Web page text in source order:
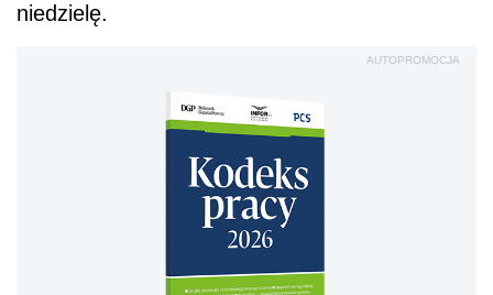
niedzielę.
AUTOPROMOCJA